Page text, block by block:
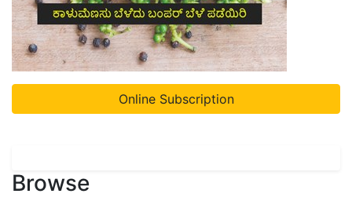
Online Subscription
Browse